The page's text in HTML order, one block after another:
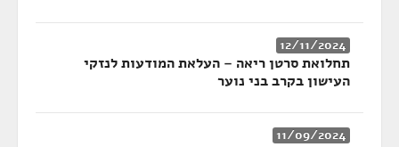
12/11/2024
תחלואת סרטן ריאה – העלאת המודעות לנזקי
העישון בקרב בני נוער
11/09/2024